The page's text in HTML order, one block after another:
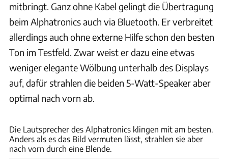
mitbringt. Ganz ohne Kabel gelingt die Übertragung
beim Alphatronics auch via Bluetooth. Er verbreitet
allerdings auch ohne externe Hilfe schon den besten
Ton im Testfeld. Zwar weist er dazu eine etwas
weniger elegante Wölbung unterhalb des Displays
auf, dafür strahlen die beiden 5-Watt-Speaker aber
optimal nach vorn ab.
Die Lautsprecher des Alphatronics klingen mit am besten.
Anders als es das Bild vermuten lässt, strahlen sie aber
nach vorn durch eine Blende.